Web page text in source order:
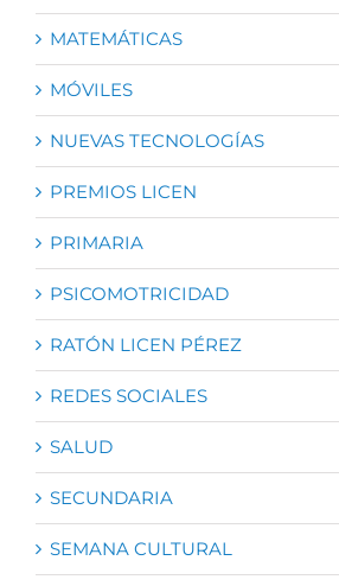
MATEMÁTICAS
MÓVILES
NUEVAS TECNOLOGÍAS
PREMIOS LICEN
PRIMARIA
PSICOMOTRICIDAD
RATÓN LICEN PÉREZ
REDES SOCIALES
SALUD
SECUNDARIA
SEMANA CULTURAL